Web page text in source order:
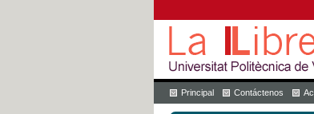
Principal Contáctenos